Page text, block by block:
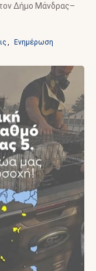
Δήμο Μάνδρας–
Ενημέρωση